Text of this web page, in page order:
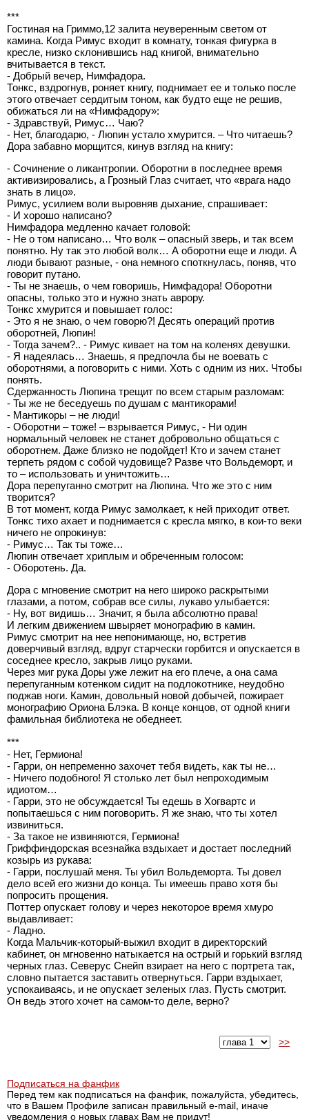
***
Гостиная на Гриммо,12 залита неуверенным светом от
камина. Когда Римус входит в комнату, тонкая фигурка в
кресле, низко склонившись над книгой, внимательно
вчитывается в текст.
- Добрый вечер, Нимфадора.
Тонкс, вздрогнув, роняет книгу, поднимает ее и только после
этого отвечает сердитым тоном, как будто еще не решив,
обижаться ли на «Нимфадору»:
- Здравствуй, Римус… Чаю?
- Нет, благодарю, - Люпин устало хмурится. – Что читаешь?
Дора забавно морщится, кинув взгляд на книгу:
- Сочинение о ликантропии. Оборотни в последнее время
активизировались, а Грозный Глаз считает, что «врага надо
знать в лицо».
Римус, усилием воли выровняв дыхание, спрашивает:
- И хорошо написано?
Нимфадора медленно качает головой:
- Не о том написано… Что волк – опасный зверь, и так всем
понятно. Ну так это любой волк… А оборотни еще и люди. А
люди бывают разные, - она немного споткнулась, поняв, что
говорит путано.
- Ты не знаешь, о чем говоришь, Нимфадора! Оборотни
опасны, только это и нужно знать аврору.
Тонкс хмурится и повышает голос:
- Это я не знаю, о чем говорю?! Десять операций против
оборотней, Люпин!
- Тогда зачем?.. - Римус кивает на том на коленях девушки.
- Я надеялась… Знаешь, я предпочла бы не воевать с
оборотнями, а поговорить с ними. Хоть с одним из них. Чтобы
понять.
Сдержанность Люпина трещит по всем старым разломам:
- Ты же не беседуешь по душам с мантикорами!
- Мантикоры – не люди!
- Оборотни – тоже! – взрывается Римус, - Ни один
нормальный человек не станет добровольно общаться с
оборотнем. Даже близко не подойдет! Кто и зачем станет
терпеть рядом с собой чудовище? Разве что Вольдеморт, и
то – использовать и уничтожить…
Дора перепуганно смотрит на Люпина. Что же это с ним
творится?
В тот момент, когда Римус замолкает, к ней приходит ответ.
Тонкс тихо ахает и поднимается с кресла мягко, в кои-то веки
ничего не опрокинув:
- Римус… Так ты тоже…
Люпин отвечает хриплым и обреченным голосом:
- Оборотень. Да.
Дора с мгновение смотрит на него широко раскрытыми
глазами, а потом, собрав все силы, лукаво улыбается:
- Ну, вот видишь… Значит, я была абсолютно права!
И легким движением швыряет монографию в камин.
Римус смотрит на нее непонимающе, но, встретив
доверчивый взгляд, вдруг старчески горбится и опускается в
соседнее кресло, закрыв лицо руками.
Через миг рука Доры уже лежит на его плече, а она сама
перепуганным котенком сидит на подлокотнике, неудобно
поджав ноги. Камин, довольный новой добычей, пожирает
монографию Ориона Блэка. В конце концов, от одной книги
фамильная библиотека не обеднеет.
***
- Нет, Гермиона!
- Гарри, он непременно захочет тебя видеть, как ты не…
- Ничего подобного! Я столько лет был непроходимым
идиотом…
- Гарри, это не обсуждается! Ты едешь в Хогвартс и
попытаешься с ним поговорить. Я же знаю, что ты хотел
извиниться.
- За такое не извиняются, Гермиона!
Гриффиндорская всезнайка вздыхает и достает последний
козырь из рукава:
- Гарри, послушай меня. Ты убил Вольдеморта. Ты довел
дело всей его жизни до конца. Ты имеешь право хотя бы
попросить прощения.
Поттер опускает голову и через некоторое время хмуро
выдавливает:
- Ладно.
Когда Мальчик-который-выжил входит в директорский
кабинет, он мгновенно натыкается на острый и горький взгляд
черных глаз. Северус Снейп взирает на него с портрета так,
словно пытается заставить отвернуться. Гарри вздыхает,
успокаиваясь, и не опускает зеленых глаз. Пусть смотрит.
Он ведь этого хочет на самом-то деле, верно?
>>
Подписаться на фанфик
Перед тем как подписаться на фанфик, пожалуйста, убедитесь,
что в Вашем Профиле записан правильный e-mail, иначе
уведомления о новых главах Вам не придут!